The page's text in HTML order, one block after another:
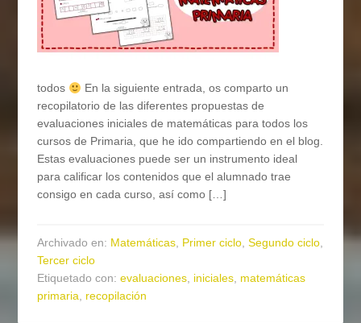
todos
En la siguiente entrada, os comparto un
recopilatorio de las diferentes propuestas de
evaluaciones iniciales de matemáticas para todos los
cursos de Primaria, que he ido compartiendo en el blog.
Estas evaluaciones puede ser un instrumento ideal
para calificar los contenidos que el alumnado trae
consigo en cada curso, así como […]
Archivado en: Matemáticas, Primer ciclo,Segundo ciclo,
Tercer ciclo
Etiquetado con:evaluaciones, iniciales, matemáticas
primaria, recopilación